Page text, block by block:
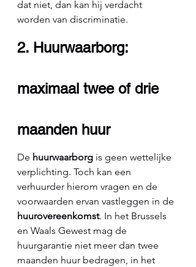
dat niet, dan kan hij verdacht
worden van discriminatie.
2. Huurwaarborg:
maximaal twee of drie
maanden huur
De huurwaarborg is geen wettelijke
verplichting. Toch kan een
verhuurder hierom vragen en de
voorwaarden ervan vastleggen in de
huurovereenkomst. In het Brussels
en Waals Gewest mag de
huurgarantie niet meer dan twee
maanden huur bedragen, in het